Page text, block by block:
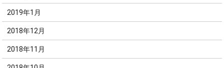
2019年1月
2018年12月
2018年11月